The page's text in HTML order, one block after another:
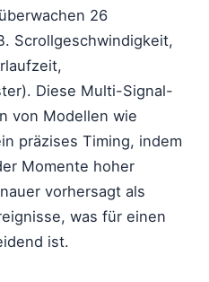
26
Scrollgeschwindigkeit,
Diese Multi-Signal-
von Modellen wie
präzises Timing, indem
Momente hoher
vorhersagt als
was für einen
ist.